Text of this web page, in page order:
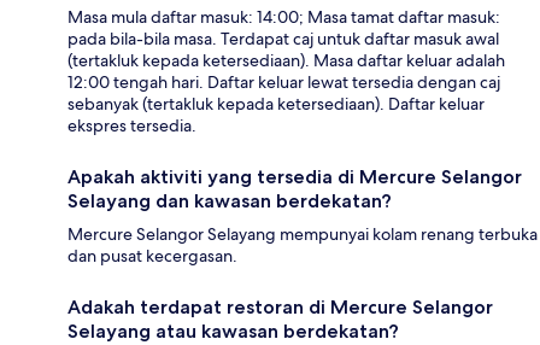
Masa mula daftar masuk: 14:00; Masa tamat daftar masuk:
pada bila-bila masa. Terdapat caj untuk daftar masuk awal
(tertakluk kepada ketersediaan). Masa daftar keluar adalah
12:00 tengah hari. Daftar keluar lewat tersedia dengan caj
sebanyak (tertakluk kepada ketersediaan). Daftar keluar
ekspres tersedia.
Apakah aktiviti yang tersedia di Mercure Selangor
Selayang dan kawasan berdekatan?
Mercure Selangor Selayang mempunyai kolam renang terbuka
dan pusat kecergasan.
Adakah terdapat restoran di Mercure Selangor
Selayang atau kawasan berdekatan?